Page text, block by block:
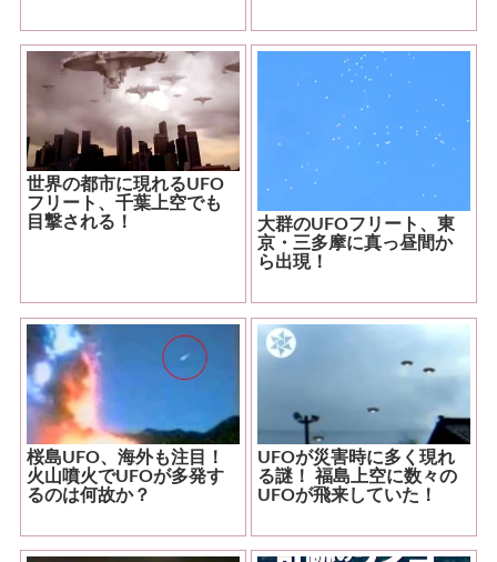
世界の都市に現れるUFO
フリート、千葉上空でも
目撃される！
大群のUFOフリート、東
京・三多摩に真っ昼間か
ら出現！
桜島UFO、海外も注目！
火山噴火でUFOが多発す
るのは何故か？
UFOが災害時に多く現れ
る謎！ 福島上空に数々の
UFOが飛来していた！